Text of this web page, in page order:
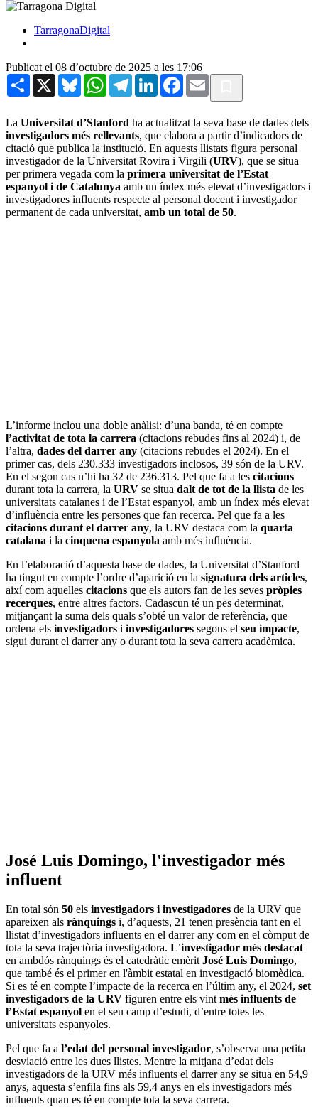
TarragonaDigital
Publicat el 08 d’octubre de 2025 a les 17:06
Share X BlueskyWhatsAppTelegramLinkedInFacebook
Email
La Universitat d’Stanford ha actualitzat la seva base de dades dels
investigadors més rellevants, que elabora a partir d’indicadors de
citació que publica la institució. En aquests llistats figura personal
investigador de la Universitat Rovira i Virgili (URV), que se situa
per primera vegada com la primera universitat de l’Estat
espanyol i de Catalunya amb un índex més elevat d’investigadors i
investigadores influents respecte al personal docent i investigador
permanent de cada universitat, amb un total de 50.
L’informe inclou una doble anàlisi: d’una banda, té en compte
l’activitat de tota la carrera (citacions rebudes fins al 2024) i, de
l’altra, dades del darrer any (citacions rebudes el 2024). En el
primer cas, dels 230.333 investigadors inclosos, 39 són de la URV.
En el segon cas n’hi ha 32 de 236.313. Pel que fa a les citacions
durant tota la carrera, la URV se situa dalt de tot de la llista de les
universitats catalanes i de l’Estat espanyol, amb un índex més elevat
d’influència entre les persones que fan recerca. Pel que fa a les
citacions durant el darrer any, la URV destaca com la quarta
catalana i la cinquena espanyola amb més influència.
En l’elaboració d’aquesta base de dades, la Universitat d’Stanford
ha tingut en compte l’ordre d’aparició en la signatura dels articles,
així com aquelles citacions que els autors fan de les seves pròpies
recerques, entre altres factors. Cadascun té un pes determinat,
mitjançant la suma dels quals s’obté un valor de referència, que
ordena els investigadors i investigadores segons el seu impacte,
sigui durant el darrer any o durant tota la seva carrera acadèmica.
José Luis Domingo, l'investigador més
influent
En total són 50 els investigadors i investigadores de la URV que
apareixen als rànquings i, d’aquests, 21 tenen presència tant en el
llistat d’investigadors influents en el darrer any com en el còmput de
tota la seva trajectòria investigadora. L'investigador més destacat
en ambdós rànquings és el catedràtic emèritJosé Luis Domingo,
que també és el primer en l'àmbit estatal en investigació biomèdica.
Si es té en compte l’impacte de la recerca en l’últim any, el 2024, set
investigadors de la URV figuren entre els vintmés influents de
l’Estat espanyol en el seu camp d’estudi, d’entre totes les
universitats espanyoles.
Pel que fa a l’edat del personal investigador, s’observa una petita
desviació entre les dues llistes. Mentre la mitjana d’edat dels
investigadors de la URV més influents el darrer any se situa en 54,9
anys, aquesta s’enfila fins als 59,4 anys en els investigadors més
influents quan es té en compte tota la seva carrera.